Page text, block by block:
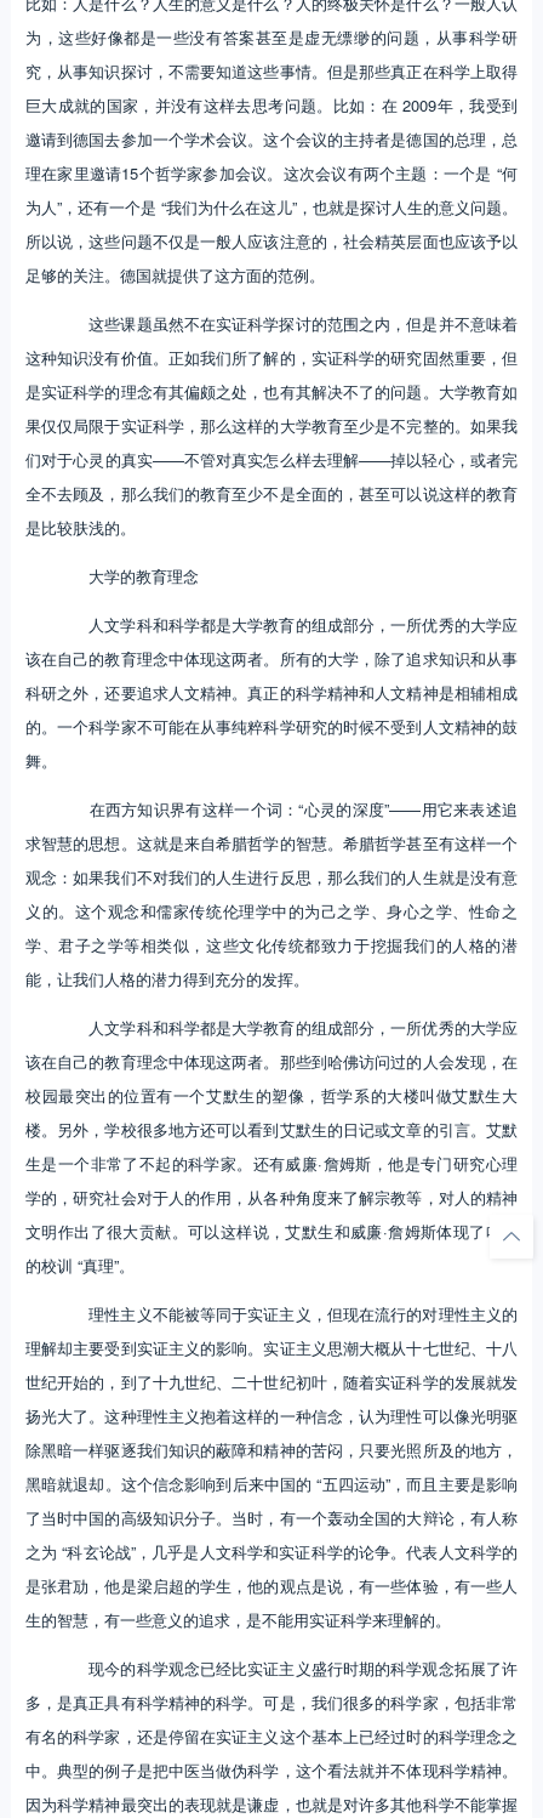
为，这些好像都是一些没有答案甚至是虚无缥缈的问题，从事科学研
究，从事知识探讨，不需要知道这些事情。但是那些真正在科学上取得
巨大成就的国家，并没有这样去思考问题。比如：在 2009年，我受到
邀请到德国去参加一个学术会议。这个会议的主持者是德国的总理，总
理在家里邀请15个哲学家参加会议。这次会议有两个主题：一个是 “何
为人”，还有一个是 “我们为什么在这儿”，也就是探讨人生的意义问题。
所以说，这些问题不仅是一般人应该注意的，社会精英层面也应该予以
足够的关注。德国就提供了这方面的范例。
这些课题虽然不在实证科学探讨的范围之内，但是并不意味着
这种知识没有价值。正如我们所了解的，实证科学的研究固然重要，但
是实证科学的理念有其偏颇之处，也有其解决不了的问题。大学教育如
果仅仅局限于实证科学，那么这样的大学教育至少是不完整的。如果我
们对于心灵的真实——不管对真实怎么样去理解——掉以轻心，或者完
全不去顾及，那么我们的教育至少不是全面的，甚至可以说这样的教育
是比较肤浅的。
大学的教育理念
人文学科和科学都是大学教育的组成部分，一所优秀的大学应
该在自己的教育理念中体现这两者。所有的大学，除了追求知识和从事
科研之外，还要追求人文精神。真正的科学精神和人文精神是相辅相成
的。一个科学家不可能在从事纯粹科学研究的时候不受到人文精神的鼓
舞。
在西方知识界有这样一个词：“心灵的深度”——用它来表述追
求智慧的思想。这就是来自希腊哲学的智慧。希腊哲学甚至有这样一个
观念：如果我们不对我们的人生进行反思，那么我们的人生就是没有意
义的。这个观念和儒家传统伦理学中的为己之学、身心之学、性命之
学、君子之学等相类似，这些文化传统都致力于挖掘我们的人格的潜
能，让我们人格的潜力得到充分的发挥。
人文学科和科学都是大学教育的组成部分，一所优秀的大学应
该在自己的教育理念中体现这两者。那些到哈佛访问过的人会发现，在
校园最突出的位置有一个艾默生的塑像，哲学系的大楼叫做艾默生大
楼。另外，学校很多地方还可以看到艾默生的日记或文章的引言。艾默
生是一个非常了不起的科学家。还有威廉·詹姆斯，他是专门研究心理
学的，研究社会对于人的作用，从各种角度来了解宗教等，对人的精神
文明作出了很大贡献。可以这样说，艾默生和威廉·詹姆斯体现了哈佛
的校训 “真理”。
理性主义不能被等同于实证主义，但现在流行的对理性主义的
理解却主要受到实证主义的影响。实证主义思潮大概从十七世纪、十八
世纪开始的，到了十九世纪、二十世纪初叶，随着实证科学的发展就发
扬光大了。这种理性主义抱着这样的一种信念，认为理性可以像光明驱
除黑暗一样驱逐我们知识的蔽障和精神的苦闷，只要光照所及的地方，
黑暗就退却。这个信念影响到后来中国的 “五四运动”，而且主要是影响
了当时中国的高级知识分子。当时，有一个轰动全国的大辩论，有人称
之为 “科玄论战”，几乎是人文科学和实证科学的论争。代表人文科学的
是张君劢，他是梁启超的学生，他的观点是说，有一些体验，有一些人
生的智慧，有一些意义的追求，是不能用实证科学来理解的。
现今的科学观念已经比实证主义盛行时期的科学观念拓展了许
多，是真正具有科学精神的科学。可是，我们很多的科学家，包括非常
有名的科学家，还是停留在实证主义这个基本上已经过时的科学理念之
中。典型的例子是把中医当做伪科学，这个看法就并不体现科学精神。
因为科学精神最突出的表现就是谦虚，也就是对许多其他科学不能掌握